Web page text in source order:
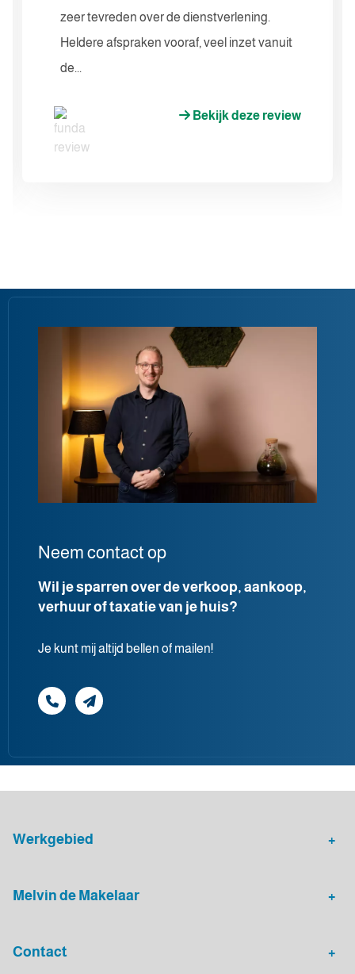
zeer tevreden over de dienstverlening.
Heldere afspraken vooraf, veel inzet vanuit
de...
Bekijk deze review
Neem contact op
Wil je sparren over de verkoop, aankoop,
verhuur of taxatie van je huis?
Je kunt mij altijd bellen of mailen!
Werkgebied
Melvin de Makelaar
Contact